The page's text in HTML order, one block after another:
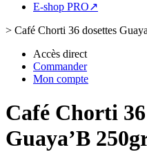
E-shop PRO↗
> Café Chorti 36 dosettes
Accès direct
Commander
Mon compte
Café Chorti
Guaya’B